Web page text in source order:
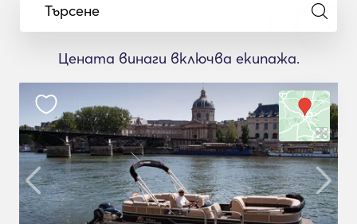
Търсене
Цената винаги включва екипажа.